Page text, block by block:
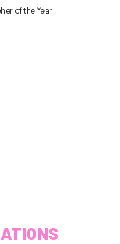
of the Year